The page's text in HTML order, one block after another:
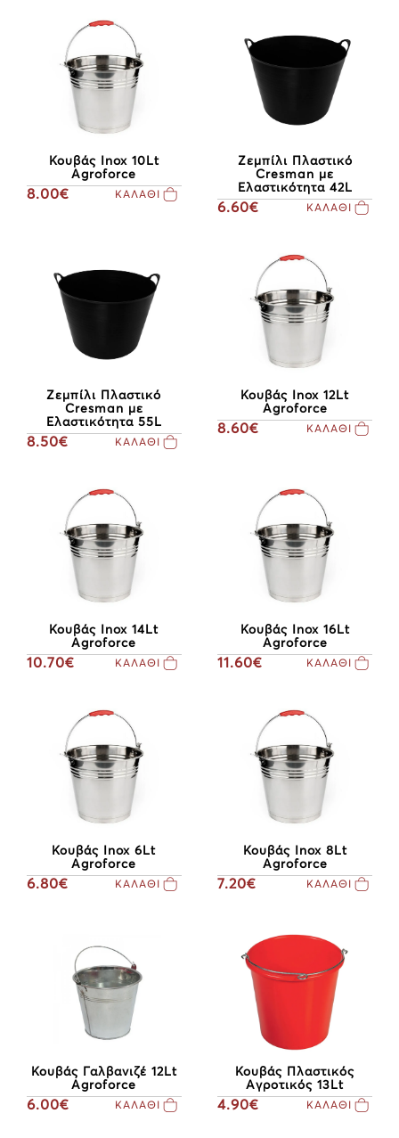
Κουβάς Inox 10Lt
Agroforce
8.00€ ΚΑΛΑΘΙ
Ζεμπίλι Πλαστικό
Cresman με
Ελαστικότητα 42L
6.60€ ΚΑΛΑΘΙ
Ζεμπίλι Πλαστικό
Cresman με
Ελαστικότητα 55L
8.50€ ΚΑΛΑΘΙ
Κουβάς Inox 12Lt
Agroforce
8.60€ ΚΑΛΑΘΙ
Κουβάς Inox 14Lt
Agroforce
10.70€ ΚΑΛΑΘΙ
Κουβάς Inox 16Lt
Agroforce
11.60€ ΚΑΛΑΘΙ
Κουβάς Inox 6Lt
Agroforce
6.80€ ΚΑΛΑΘΙ
Κουβάς Inox 8Lt
Agroforce
7.20€ ΚΑΛΑΘΙ
Κουβάς Γαλβανιζέ 12Lt
Agroforce
6.00€ ΚΑΛΑΘΙ
Κουβάς Πλαστικός
Αγροτικός 13Lt
4.90€ ΚΑΛΑΘΙ